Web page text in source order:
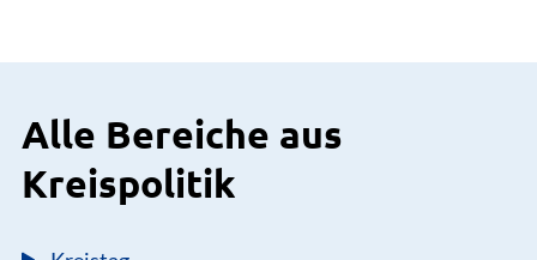
Alle Bereiche aus
Kreispolitik